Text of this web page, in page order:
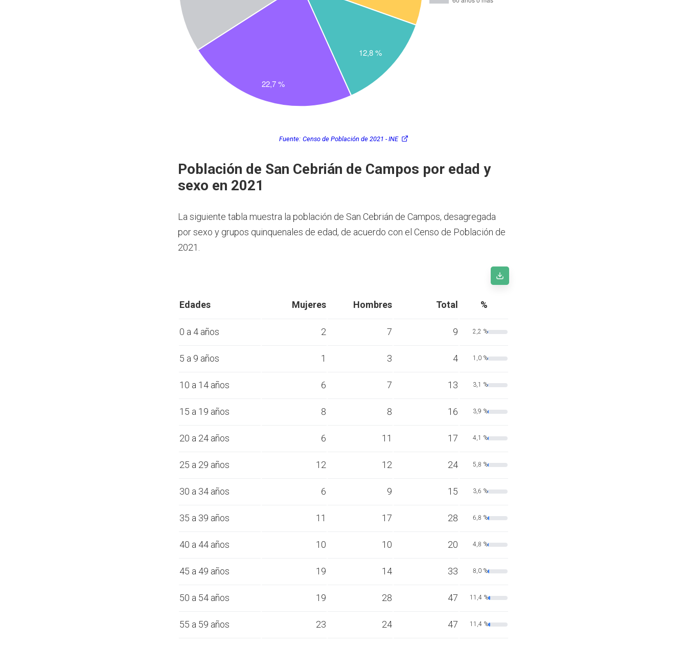
Fuente: Censo de Población de 2021 - INE
Población de San Cebrián de Campos por edad y
sexo en 2021
La siguiente tabla muestra la población de San Cebrián de Campos, desagregada
por sexo y grupos quinquenales de edad, de acuerdo con el Censo de Población de
2021.
Edades Mujeres Hombres Total %
0 a 4 años 2 7 9 2,2 %
5 a 9 años 1 3 4 1,0 %
10 a 14 años 6 7 13 3,1 %
15 a 19 años 8 8 16 3,9 %
20 a 24 años 6 11 17 4,1 %
25 a 29 años 12 12 24 5,8 %
30 a 34 años 6 9 15 3,6 %
35 a 39 años 11 17 28 6,8 %
40 a 44 años 10 10 20 4,8 %
45 a 49 años 19 14 33 8,0 %
50 a 54 años 19 28 47 11,4 %
55 a 59 años 23 24 47 11,4 %